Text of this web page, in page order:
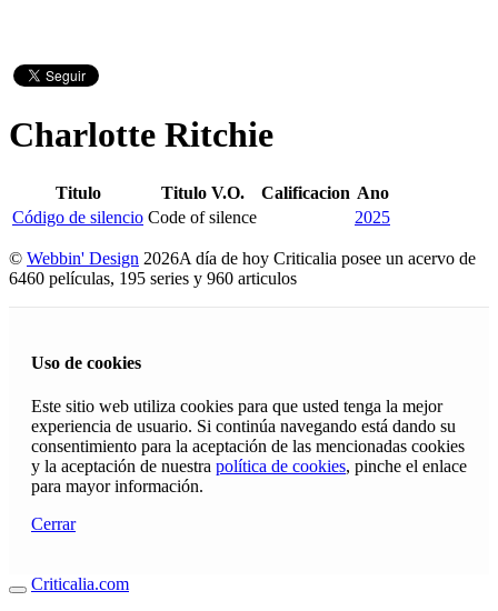
Charlotte Ritchie
Titulo Titulo V.O. Calificacion Ano
Código de silencio Code of silence 2025
© Webbin' Design 2026A día de hoy Criticalia posee un acervo de
6460 películas, 195 series y 960 articulos
Uso de cookies
Este sitio web utiliza cookies para que usted tenga la mejor
experiencia de usuario. Si continúa navegando está dando su
consentimiento para la aceptación de las mencionadas cookies
y la aceptación de nuestra política de cookies, pinche el enlace
para mayor información.
Cerrar
Criticalia.com